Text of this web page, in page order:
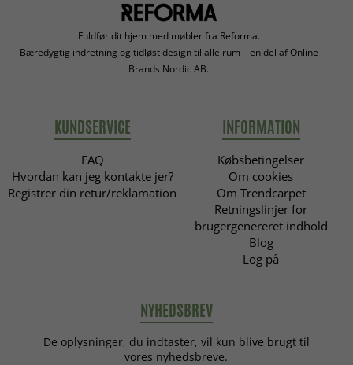
Fuldfør dit hjem med møbler fra Reforma.
Bæredygtig indretning og tidløst design til alle rum – en del af Online
Brands Nordic AB.
KUNDSERVICE
FAQ
Hvordan kan jeg kontakte jer?
Registrer din retur/reklamation
INFORMATION
Købsbetingelser
Om cookies
Om Trendcarpet
Retningslinjer for
brugergenereret indhold
Blog
Log på
NYHEDSBREV
De oplysninger, du indtaster, vil kun blive brugt til
vores nyhedsbreve.